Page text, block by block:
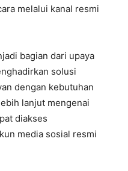
melalui kanal resmi
bagian dari upaya
solusi
dengan kebutuhan
lanjut mengenai
diakses
media sosial resmi